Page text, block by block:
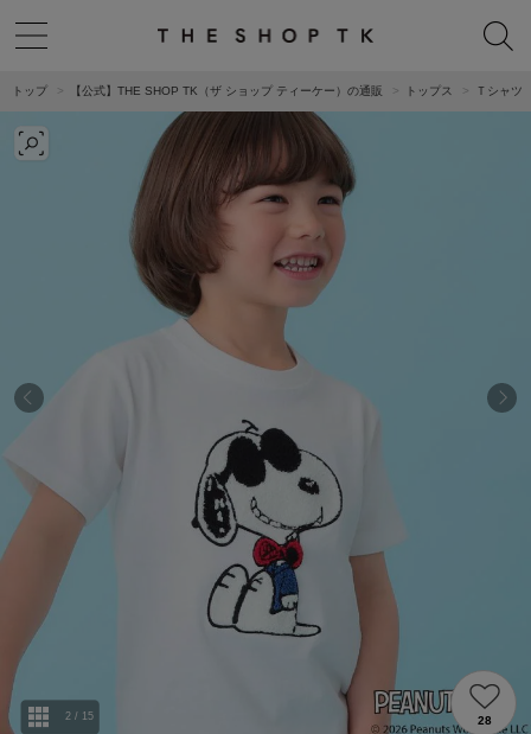
トップ 【公式】THE SHOP TK（ザ ショップ ティーケー）の通販 トップス Ｔシャツ
2 / 15 28